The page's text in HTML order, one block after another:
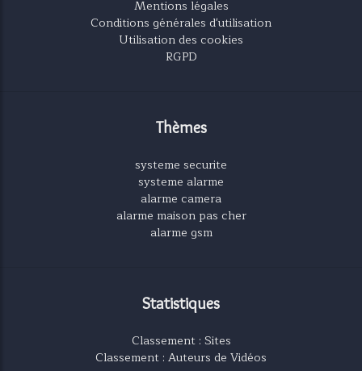
Mentions légales
Conditions générales d'utilisation
Utilisation des cookies
RGPD
Thèmes
systeme securite
systeme alarme
alarme camera
alarme maison pas cher
alarme gsm
Statistiques
Classement : Sites
Classement : Auteurs de Vidéos